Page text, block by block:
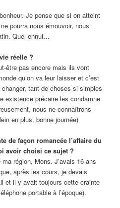
Je pense que si on atteint
pourra nous émouvoir, nous
Quel ennui…
réelle ?
être pas encore mais ils vont
qu’on va leur laisser et c’est
tant de choses si simples
existence précaire les condamne
nous ne connaîtrons
en plus, bonne journée)
de façon romancée l’affaire du
avoir choisi ce sujet ?
région, Mons. J’avais 16 ans
après les cours, je devais
et il y avait toujours cette crainte
portable à l’époque).